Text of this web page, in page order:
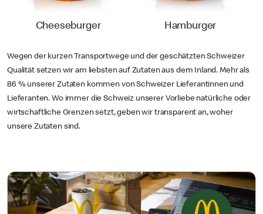
Cheeseburger Hamburger
Wegen der kurzen Transportwege und der geschätzten Schweizer
Qualität setzen wir am liebsten auf Zutaten aus dem Inland. Mehr als
86 % unserer Zutaten kommen von Schweizer Lieferantinnen und
Lieferanten. Wo immer die Schweiz unserer Vorliebe natürliche oder
wirtschaftliche Grenzen setzt, geben wir transparent an, woher
unsere Zutaten sind.